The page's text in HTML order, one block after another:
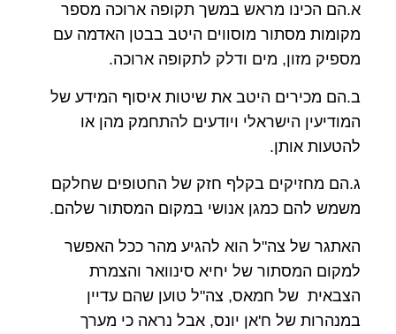
א.הם הכינו מראש במשך תקופה ארוכה מספר
מקומות מסתור מוסווים היטב בבטן האדמה עם
מספיק מזון, מים ודלק לתקופה ארוכה.
ב.הם מכירים היטב את שיטות איסוף המידע של
המודיעין הישראלי ויודעים להתחמק מהן או
להטעות אותן.
ג.הם מחזיקים בקלף חזק של החטופים שחלקם
משמש להם כמגן אנושי במקום המסתור שלהם.
האתגר של צה"ל הוא להגיע מהר ככל האפשר
למקום המסתור של יחיא סינוואר והצמרת
הצבאית של חמאס, צה"ל טוען שהם עדיין
במנהרות של ח'אן יונס, אבל נראה כי מערך